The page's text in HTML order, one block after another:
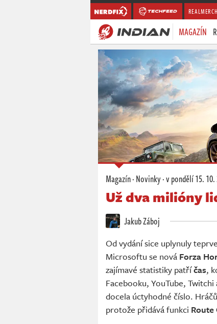
MAGAZÍN
Magazín·Novinky·v pondělí15. 10.
Už dva milióny
Jakub Záboj
Od vydání sice uplynuly
Microsoftu se nová Forza
zajímavé statistiky patříčas,
Facebooku, YouTube,
docela úctyhodné číslo.
protože přidává funkci